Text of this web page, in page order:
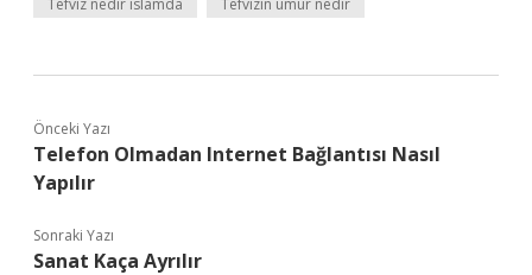
Tefviz nedir islamda Tefvizin umur nedir
Önceki Yazı
Telefon Olmadan Internet Bağlantısı Nasıl
Yapılır
Sonraki Yazı
Sanat Kaça Ayrılır